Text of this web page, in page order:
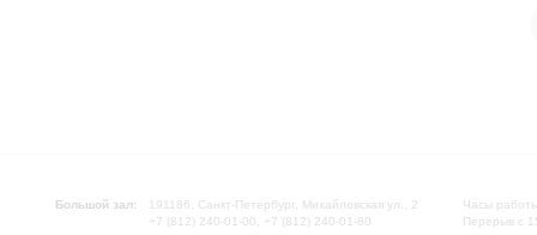
Большой зал:
191186, Санкт-Петербург, Михайловская ул., 2
+7 (812) 240-01-00, +7 (812) 240-01-80
Часы
Перерыв с